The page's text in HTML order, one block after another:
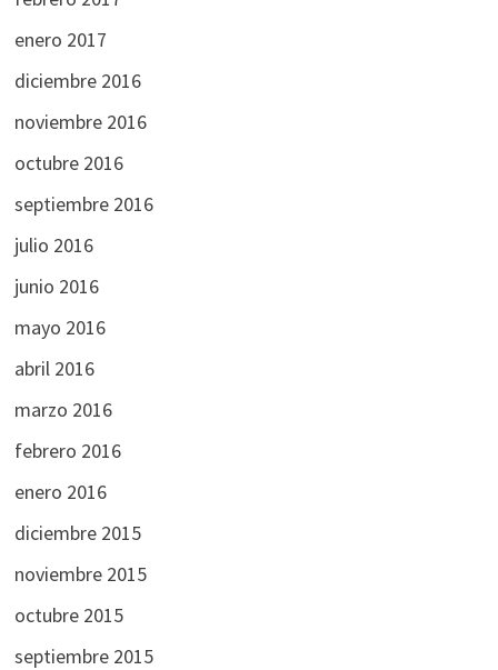
enero 2017
diciembre 2016
noviembre 2016
octubre 2016
septiembre 2016
julio 2016
junio 2016
mayo 2016
abril 2016
marzo 2016
febrero 2016
enero 2016
diciembre 2015
noviembre 2015
octubre 2015
septiembre 2015